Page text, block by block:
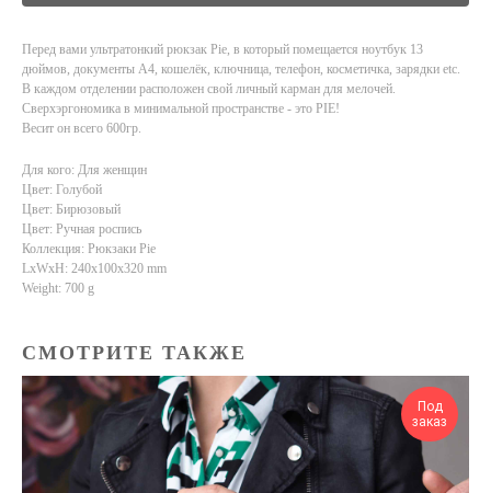
Перед вами ультратонкий рюкзак Pie, в который помещается ноутбук 13
дюймов, документы А4, кошелёк, ключница, телефон, косметичка, зарядки etc.
В каждом отделении расположен свой личный карман для мелочей.
Сверхэргономика в минимальной пространстве - это PIE!
Весит он всего 600гр.
Для кого: Для женщин
Цвет: Голубой
Цвет: Бирюзовый
Цвет: Ручная роспись
Коллекция: Рюкзаки Pie
LxWxH: 240x100x320 mm
Weight: 700 g
СМОТРИТЕ ТАКЖЕ
Под
заказ